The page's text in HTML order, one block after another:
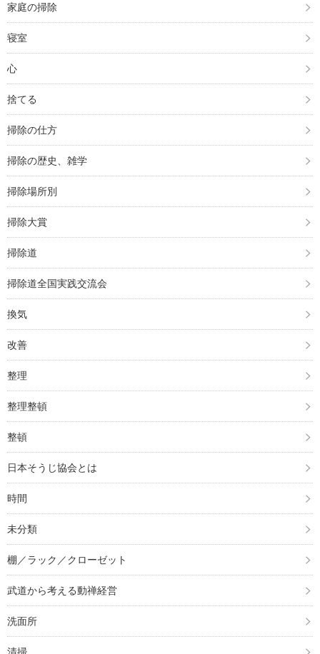
家庭の掃除
寝室
心
捨てる
掃除の仕方
掃除の歴史、雑学
掃除場所別
掃除大賞
掃除道
掃除道全国実践交流会
換気
改善
整理
整理整頓
整頓
日本そうじ協会とは
時間
未分類
棚／ラック／クローゼット
武道から考える動禅経営
洗面所